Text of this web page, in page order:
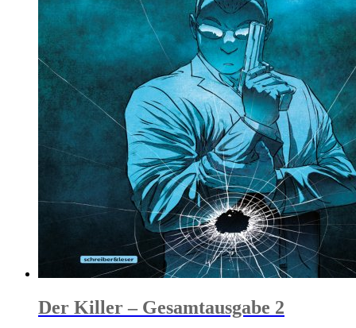
Der Killer – Gesamtausgabe 2